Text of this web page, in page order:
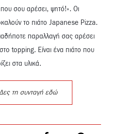
που σου αρέσει, ψητό!». Οι
το πιάτο Japanese Pizza.
παραλλαγή σας αρέσει
topping. Είναι ένα πιάτο που
στα υλικά.
τη συνταγή εδώ